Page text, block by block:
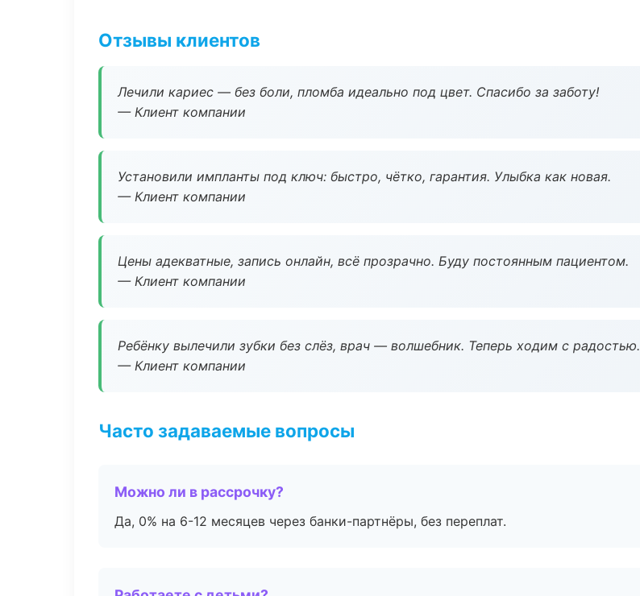
Отзывы клиентов
Лечили кариес — без боли, пломба идеально под цвет. Спасибо за заботу!
— Клиент компании
Установили импланты под ключ: быстро, чётко, гарантия. Улыбка как новая.
— Клиент компании
Цены адекватные, запись онлайн, всё прозрачно. Буду постоянным пациентом.
— Клиент компании
Ребёнку вылечили зубки без слёз, врач — волшебник. Теперь ходим с радостью.
— Клиент компании
Часто задаваемые вопросы
Можно ли в рассрочку?
Да, 0% на 6-12 месяцев через банки-партнёры, без переплат.